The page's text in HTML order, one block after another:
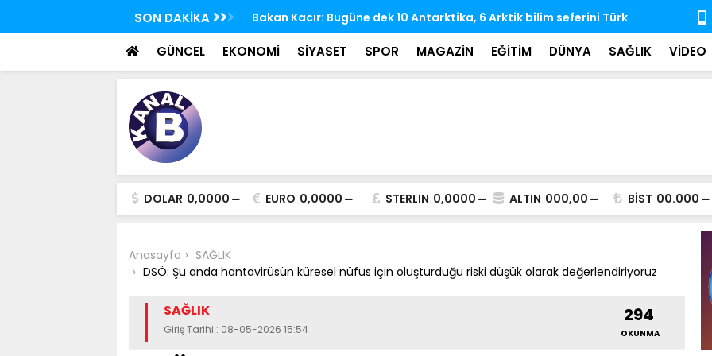
SON DAKİKA
Adalet Komisyonu'nda kabul edildi
Bakan Kacır: Bugüne dek 10 Antarktika, 6 Arktik bilim seferini Türk
bilim insanları gerçekleştirdi
Hayata
iz bıraktı
GÜNCEL EKONOMİ SİYASET SPOR MAGAZİN EĞİTİM DÜNYA SAĞLIK VİDEO
DOLAR 0,0000 EURO 0,0000 STERLIN 0,0000 ALTIN 000,00 BİST 00.000
Anasayfa
SAĞLIK
DSÖ: Şu anda hantavirüsün küresel nüfus için oluşturduğu riski düşük olarak değerlendiriyoruz
SAĞLIK
Giriş Tarihi : 08-05-2026 15:54
294
OKUNMA